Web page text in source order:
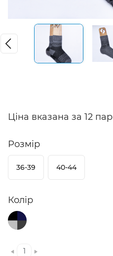
Ціна вказана за 12 пар
Розмір
36-39 40-44
Колір